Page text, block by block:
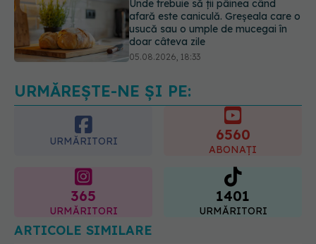
05.08.2026, 18:33
Adevărul despre tratamentul cu
doze mari de Vitamina D în cancerul
colorectal
URMĂREȘTE-NE ȘI PE:
URMĂRITORI 6560
ABONAȚI
365
URMĂRITORI
1401
URMĂRITORI
ARTICOLE SIMILARE